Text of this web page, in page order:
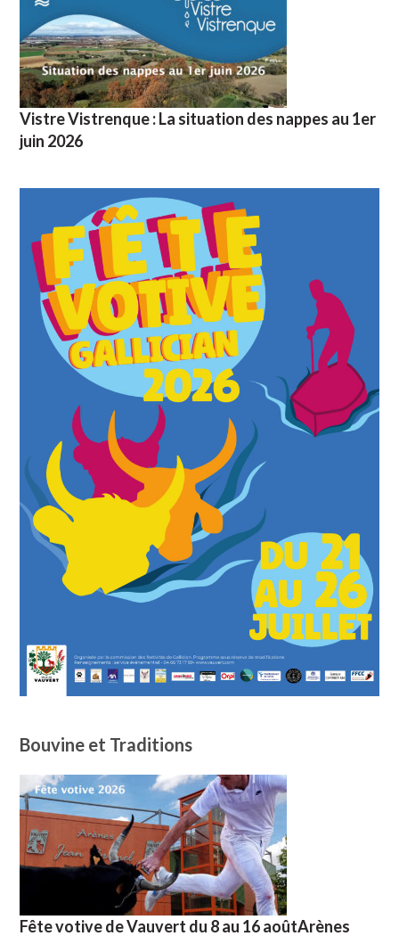
Vistre Vistrenque : La situation des nappes au 1er
juin 2026
Bouvine et Traditions
Fête votive de Vauvert du 8 au 16 aoûtArènes